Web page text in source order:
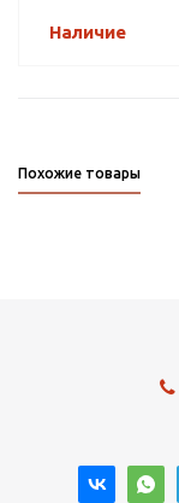
Наличие
Похожие товары